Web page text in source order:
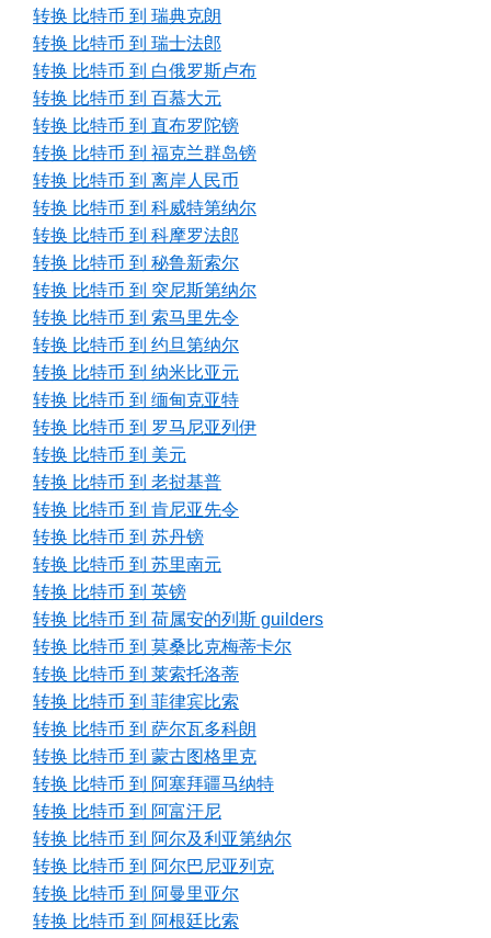
转换 比特币 到 瑞典克朗
转换 比特币 到 瑞士法郎
转换 比特币 到 白俄罗斯卢布
转换 比特币 到 百慕大元
转换 比特币 到 直布罗陀镑
转换 比特币 到 福克兰群岛镑
转换 比特币 到 离岸人民币
转换 比特币 到 科威特第纳尔
转换 比特币 到 科摩罗法郎
转换 比特币 到 秘鲁新索尔
转换 比特币 到 突尼斯第纳尔
转换 比特币 到 索马里先令
转换 比特币 到 约旦第纳尔
转换 比特币 到 纳米比亚元
转换 比特币 到 缅甸克亚特
转换 比特币 到 罗马尼亚列伊
转换 比特币 到 美元
转换 比特币 到 老挝基普
转换 比特币 到 肯尼亚先令
转换 比特币 到 苏丹镑
转换 比特币 到 苏里南元
转换 比特币 到 英镑
转换 比特币 到 荷属安的列斯 guilders
转换 比特币 到 莫桑比克梅蒂卡尔
转换 比特币 到 莱索托洛蒂
转换 比特币 到 菲律宾比索
转换 比特币 到 萨尔瓦多科朗
转换 比特币 到 蒙古图格里克
转换 比特币 到 阿塞拜疆马纳特
转换 比特币 到 阿富汗尼
转换 比特币 到 阿尔及利亚第纳尔
转换 比特币 到 阿尔巴尼亚列克
转换 比特币 到 阿曼里亚尔
转换 比特币 到 阿根廷比索